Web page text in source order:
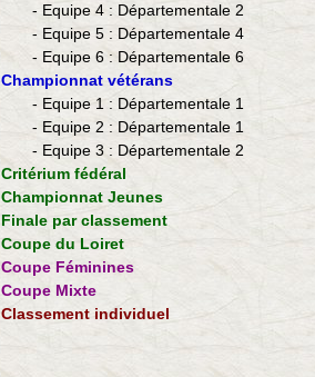
- Equipe 4 : Départementale 2
- Equipe 5 : Départementale 4
- Equipe 6 : Départementale 6
Championnat vétérans
- ​Equipe 1 : Départementale 1
- Equipe 2 : Départementale 1
- Equipe 3 : Départementale 2
Critérium fédéral
Championnat Jeunes
Finale par classement
Coupe du Loiret
Coupe Féminines
Coupe Mixte
Classement individuel